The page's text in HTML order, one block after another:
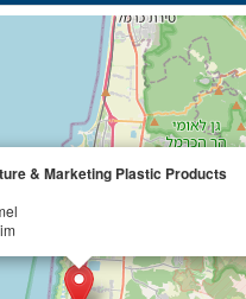
& Marketing Plastic Products